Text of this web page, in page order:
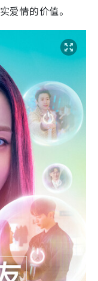
爱情的价值。